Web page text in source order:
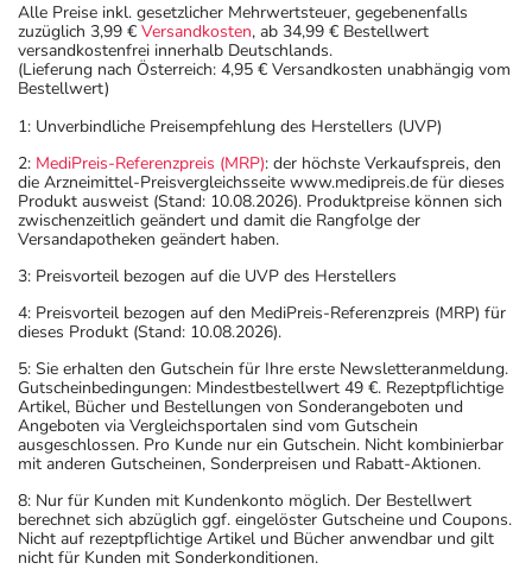
Alle Preise inkl. gesetzlicher Mehrwertsteuer, gegebenenfalls
zuzüglich 3,99 € Versandkosten, ab 34,99 € Bestellwert
versandkostenfrei innerhalb Deutschlands.
(Lieferung nach Österreich: 4,95 € Versandkosten unabhängig vom
Bestellwert)
1: Unverbindliche Preisempfehlung des Herstellers (UVP)
2: MediPreis-Referenzpreis (MRP): der höchste Verkaufspreis, den
die Arzneimittel-Preisvergleichsseite www.medipreis.de für dieses
Produkt ausweist (Stand: 10.08.2026). Produktpreise können sich
zwischenzeitlich geändert und damit die Rangfolge der
Versandapotheken geändert haben.
3: Preisvorteil bezogen auf die UVP des Herstellers
4: Preisvorteil bezogen auf den MediPreis-Referenzpreis (MRP) für
dieses Produkt (Stand: 10.08.2026).
5: Sie erhalten den Gutschein für Ihre erste Newsletteranmeldung.
Gutscheinbedingungen: Mindestbestellwert 49 €. Rezeptpflichtige
Artikel, Bücher und Bestellungen von Sonderangeboten und
Angeboten via Vergleichsportalen sind vom Gutschein
ausgeschlossen. Pro Kunde nur ein Gutschein. Nicht kombinierbar
mit anderen Gutscheinen, Sonderpreisen und Rabatt-Aktionen.
8: Nur für Kunden mit Kundenkonto möglich. Der Bestellwert
berechnet sich abzüglich ggf. eingelöster Gutscheine und Coupons.
Nicht auf rezeptpflichtige Artikel und Bücher anwendbar und gilt
nicht für Kunden mit Sonderkonditionen.